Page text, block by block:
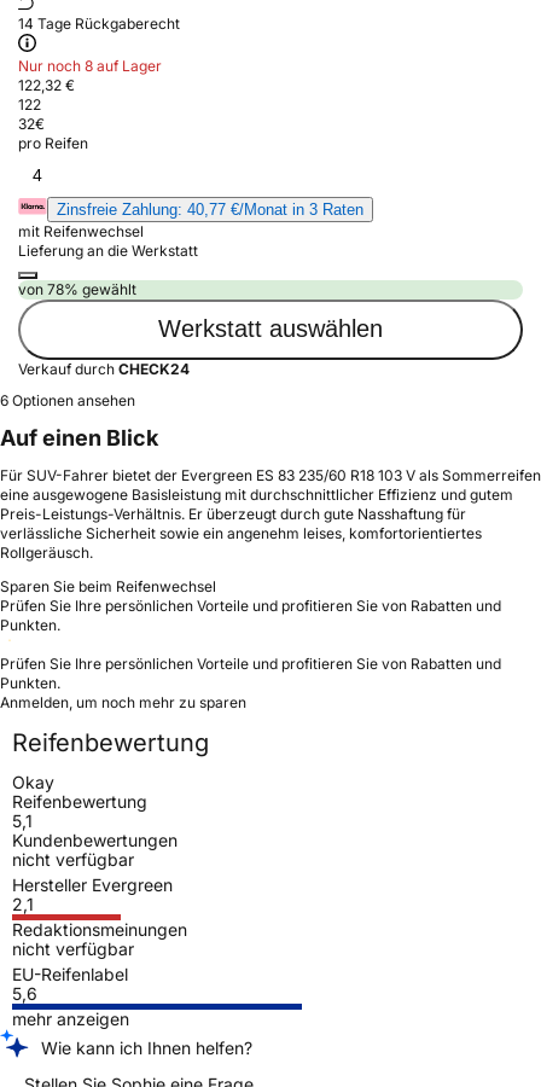
14 Tage Rückgaberecht
Nur noch 8 auf Lager
122,32 €
122
32€
pro Reifen
4
Zinsfreie Zahlung: 40,77 €/Monat in 3 Raten
mit Reifenwechsel
Lieferung an die Werkstatt
von 78% gewählt
Werkstatt auswählen
Verkauf durch CHECK24
6 Optionen ansehen
Auf einen Blick
Für SUV-Fahrer bietet der Evergreen ES 83 235/60 R18 103 V als Sommerreifen
eine ausgewogene Basisleistung mit durchschnittlicher Effizienz und gutem
Preis-Leistungs-Verhältnis. Er überzeugt durch gute Nasshaftung für
verlässliche Sicherheit sowie ein angenehm leises, komfortorientiertes
Rollgeräusch.
Sparen Sie beim Reifenwechsel
Prüfen Sie Ihre persönlichen Vorteile und profitieren Sie von Rabatten und
Punkten.
Prüfen Sie Ihre persönlichen Vorteile und profitieren Sie von Rabatten und
Punkten.
Anmelden, um noch mehr zu sparen
Reifenbewertung
Okay
Reifenbewertung
5,1
Kundenbewertungen
nicht verfügbar
Hersteller Evergreen
2,1
Redaktionsmeinungen
nicht verfügbar
EU-Reifenlabel
5,6
mehr anzeigen
Wie kann ich Ihnen helfen?